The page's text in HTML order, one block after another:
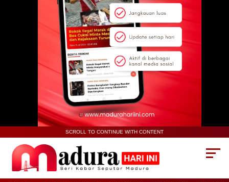
SCROLL TO CONTINUE WITH CONTENT